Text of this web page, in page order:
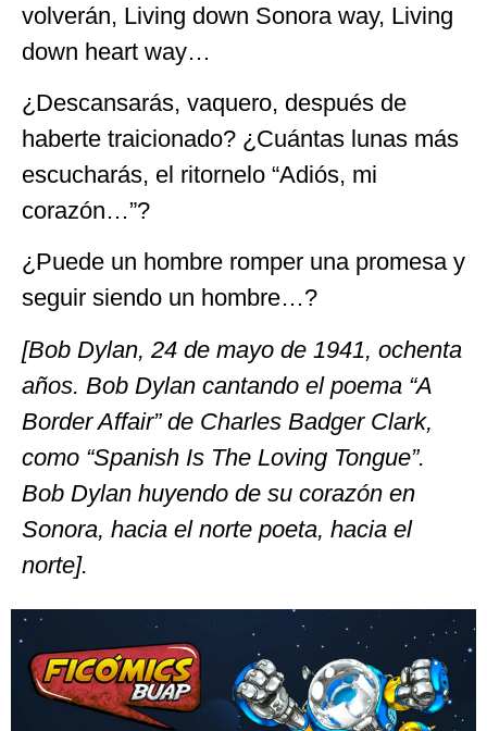
volverán, Living down Sonora way, Living
down heart way…
¿Descansarás, vaquero, después de
haberte traicionado? ¿Cuántas lunas más
escucharás, el ritornelo “Adiós, mi
corazón…”?
¿Puede un hombre romper una promesa y
seguir siendo un hombre…?
[Bob Dylan, 24 de mayo de 1941, ochenta
años. Bob Dylan cantando el poema “A
Border Affair” de Charles Badger Clark,
como “Spanish Is The Loving Tongue”.
Bob Dylan huyendo de su corazón en
Sonora, hacia el norte poeta, hacia el
norte].